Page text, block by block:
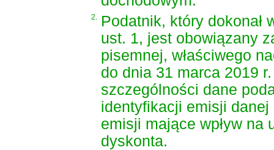
2.
Podatnik, który dokonał
ust. 1, jest obowiązany
pisemnej, właściwego
do dnia 31 marca 2019
szczególności dane
identyfikacji emisji
emisji mające wpływ na
dyskonta.